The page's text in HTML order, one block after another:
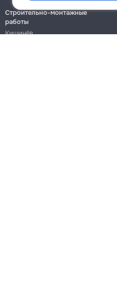
Строительно-монтажные
работы
Кишинёв